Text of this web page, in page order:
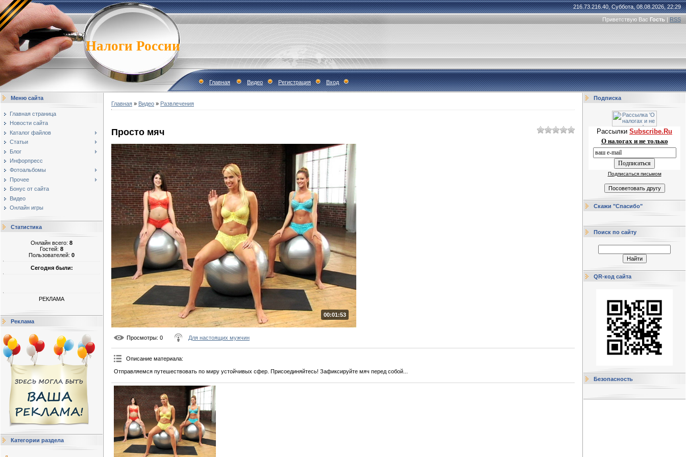
Налоги России
216.73.216.40, Суббота, 08.08.2026, 22:29
Приветствую Вас Гость | RSS
Главная Видео Регистрация Вход
Меню сайта
Главная страница
Новости сайта
Каталог файлов
Статьи
Блог
Инфорпресс
Фотоальбомы
Прочее
Бонус от сайта
Видео
Онлайн игры
Статистика
Онлайн всего: 8
Гостей: 8
Пользователей: 0
Сегодня были:
РЕКЛАМА
Реклама
Категории раздела
Главная » Видео » Развлечения
Просто мяч
00:01:53
Просмотры: 0 Для настоящих мужчин
Описание материала:
Отправляемся путешествовать по миру устойчивых сфер. Присоединяйтесь! Зафиксируйте мяч перед собой...
Подписка
Рассылки Subscribe.Ru
О налогах и не только
Подписаться письмом
Скажи "Спасибо"
Поиск по сайту
QR-код сайта
Безопасность